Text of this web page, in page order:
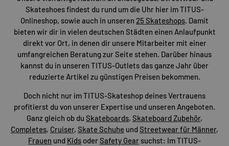
Skateshoes findest du rund um die Uhr hier im TITUS-
Onlineshop, sowie auch in unseren 25 Skateshops. Damit
bieten wir dir in vielen deutschen Städten einen Anlaufpunkt
direkt vor Ort, in denen dir unsere Mitarbeiter mit einer
umfangreichen Beratung zur Seite stehen. Darüber hinaus
kannst du in unseren TITUS-Outlets das ganze Jahr über
reduzierte Artikel zu günstigen Preisen bekommen.
Doch nicht nur im TITUS-Skateshop deines Vertrauens
profitierst du von unserer Expertise und unseren Angeboten.
Ganz gleich ob du Skateboards, Skateboard Zubehör,
Completes, Cruiser, Skate Schuhe undStreetwear für Männer,
Frauen und Kids oderSafety Gear suchst: Im TITUS-